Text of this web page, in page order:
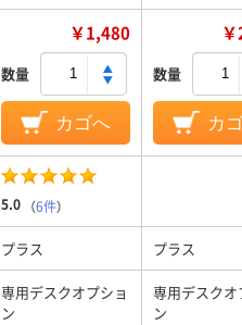
￥1,480
数量
カゴへ
数量
カ
5.0 （6件）
プラス プラス
専用デスクオプショ
ン
専用デスクオ
ン